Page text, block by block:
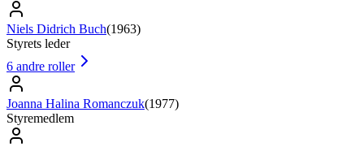
Niels Didrich Buch(1963)
Styrets leder
6 andre roller
Joanna Halina Romanczuk(1977)
Styremedlem